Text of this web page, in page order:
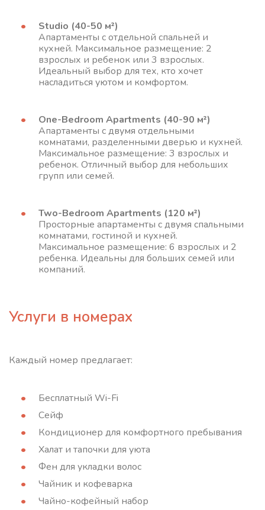
Studio (40-50 м²)
Апартаменты с отдельной спальней и
кухней. Максимальное размещение: 2
взрослых и ребенок или 3 взрослых.
Идеальный выбор для тех, кто хочет
насладиться уютом и комфортом.
One-Bedroom Apartments (40-90 м²)
Апартаменты с двумя отдельными
комнатами, разделенными дверью и кухней.
Максимальное размещение: 3 взрослых и
ребенок. Отличный выбор для небольших
групп или семей.
Two-Bedroom Apartments (120 м²)
Просторные апартаменты с двумя спальными
комнатами, гостиной и кухней.
Максимальное размещение: 6 взрослых и 2
ребенка. Идеальны для больших семей или
компаний.
Услуги в номерах
Каждый номер предлагает:
Бесплатный Wi-Fi
Сейф
Кондиционер для комфортного пребывания
Халат и тапочки для уюта
Фен для укладки волос
Чайник и кофеварка
Чайно-кофейный набор